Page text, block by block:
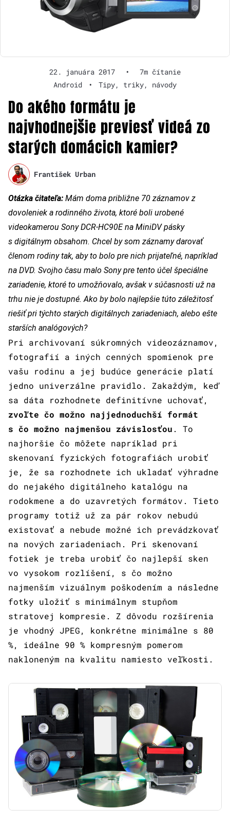
22. januára 2017 •
7m čítanie
Android
• Tipy, triky, návody
Do akého formátu je
najvhodnejšie previesť videá zo
starých domácich kamier?
František Urban
Otázka čitateľa: Mám doma približne 70 záznamov z
dovoleniek a rodinného života, ktoré boli urobené
videokamerou Sony DCR-HC90E na MiniDV pásky
s digitálnym obsahom. Chcel by som záznamy darovať
členom rodiny tak, aby to bolo pre nich prijateľné, napríklad
na DVD. Svojho času malo Sony pre tento účel špeciálne
zariadenie, ktoré to umožňovalo, avšak v súčasnosti už na
trhu nie je dostupné. Ako by bolo najlepšie túto záležitosť
riešiť pri týchto starých digitálnych zariadeniach, alebo ešte
starších analógových?
Pri archivovaní súkromných videozáznamov,
fotografií a iných cenných spomienok pre
vašu rodinu a jej budúce generácie platí
jedno univerzálne pravidlo. Zakaždým, keď
sa dáta rozhodnete definitívne uchovať,
zvoľte čo možno najjednoduchší formát
s čo možno najmenšou závislosťou . To
najhoršie čo môžete napríklad pri
skenovaní fyzických fotografiách urobiť
je, že sa rozhodnete ich ukladať výhradne
do nejakého digitálneho katalógu na
rodokmene a do uzavretých formátov. Tieto
programy totiž už za pár rokov nebudú
existovať a nebude možné ich prevádzkovať
na nových zariadeniach. Pri skenovaní
fotiek je treba urobiť čo najlepší sken
vo vysokom rozlíšení, s čo možno
najmenším vizuálnym poškodením a následne
fotky uložiť s minimálnym stupňom
stratovej kompresie. Z dôvodu rozšírenia
je vhodný JPEG, konkrétne minimálne s 80
%, ideálne 90 % kompresným pomerom
nakloneným na kvalitu namiesto veľkosti.